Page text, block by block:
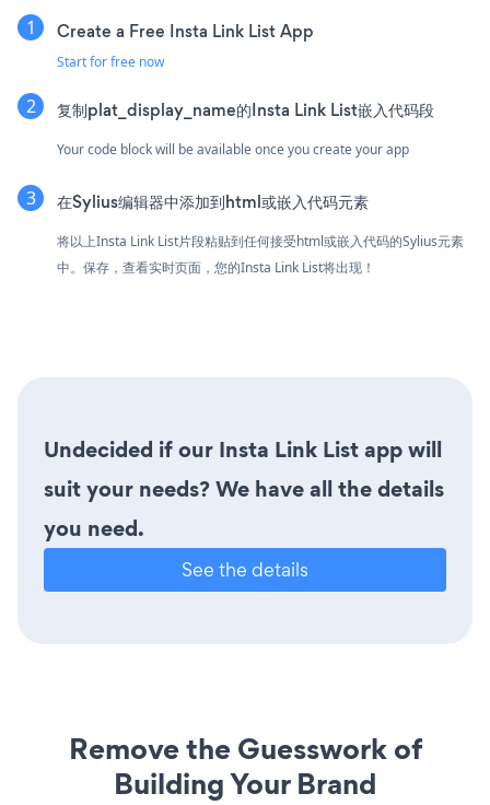
Create a Free Insta Link List App
Start for free now
复制plat_display_name的Insta Link List嵌入代码段
Your code block will be available once you create your app
在Sylius编辑器中添加到html或嵌入代码元素
将以上Insta Link List片段粘贴到任何接受html或嵌入代码的Sylius元素
中。保存，查看实时页面，您的Insta Link List将出现！
Undecided if our Insta Link List app will
suit your needs? We have all the details
you need.
See the details
Remove the Guesswork of
Building Your Brand